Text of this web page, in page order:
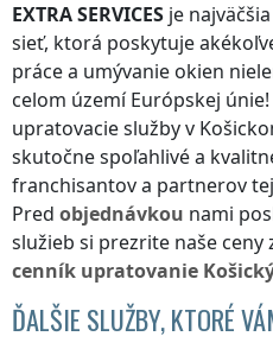
EXTRA SERVICES je
sieť, ktorá poskytuje
práce a umývanie okien
celom území Európskej
upratovacie službyv
skutočne spoľahlivé a
franchisantov a partnerov
Pred objednávkou nami
služieb si prezrite naše
cenník upratovanie
ĎALŠIE SLUŽBY, KTORÉ